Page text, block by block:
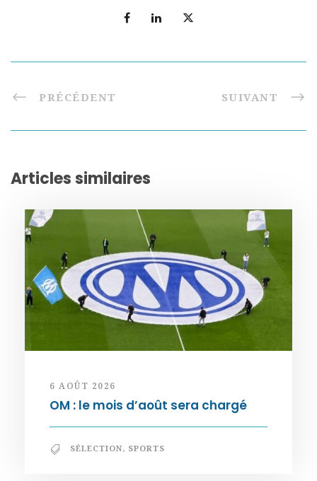
PRÉCÉDENT SUIVANT
Articles similaires
6 AOÛT 2026
OM : le mois d’août sera chargé
SÉLECTION, SPORTS